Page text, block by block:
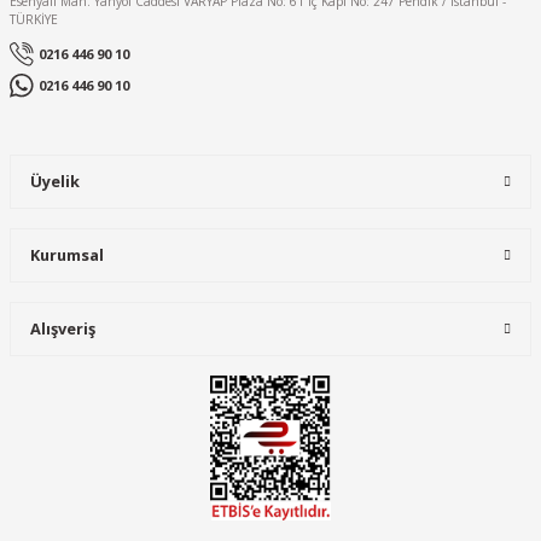
Uniwest®
TÜRKİYE
0216 446 90 10
0216 446 90 10
Üyelik
Kurumsal
Alışveriş